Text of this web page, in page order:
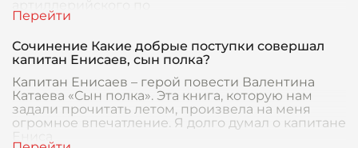
Сочинение Какие добрые поступки совершал
капитан Енисаев, сын полка?
Капитан Енисаев – герой повести Валентина
Катаева «Сын полка». Эта книга, которую нам
задали прочитать летом, произвела на меня
огромное впечатление. Я долго думал о капитане
Ениса